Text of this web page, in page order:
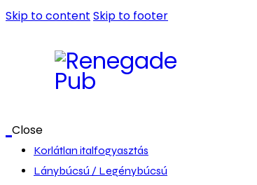
Skip to content Skip to footer
Close
Korlátlan italfogyasztás
Lánybúcsú / Legénybúcsú